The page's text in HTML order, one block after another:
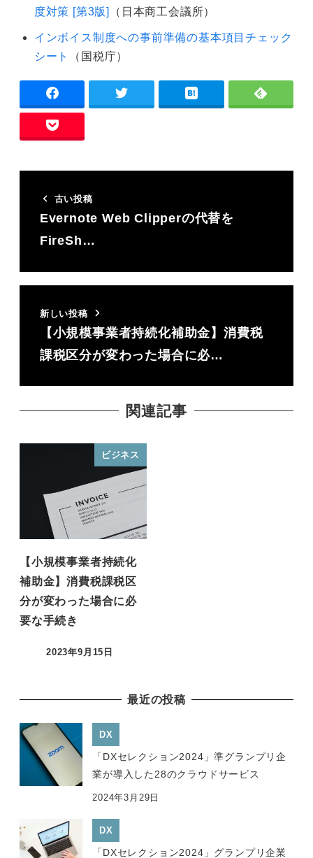
度対策 [第3版]
（日本商工会議所）
インボイス制度への事前準備の基本項目チェック
シート
（国税庁）
古い投稿
Evernote Web Clipperの代替を
FireSh…
新しい投稿
【小規模事業者持続化補助金】消費税
課税区分が変わった場合に必…
関連記事
ビジネス
【小規模事業者持続化
補助金】消費税課税区
分が変わった場合に必
要な手続き
投稿日
2023年9月15日
最近の投稿
DX
「DXセレクション2024」準グランプリ企
業が導入した28のクラウドサービス
2024年3月29日
DX
「DXセレクション2024」グランプリ企業